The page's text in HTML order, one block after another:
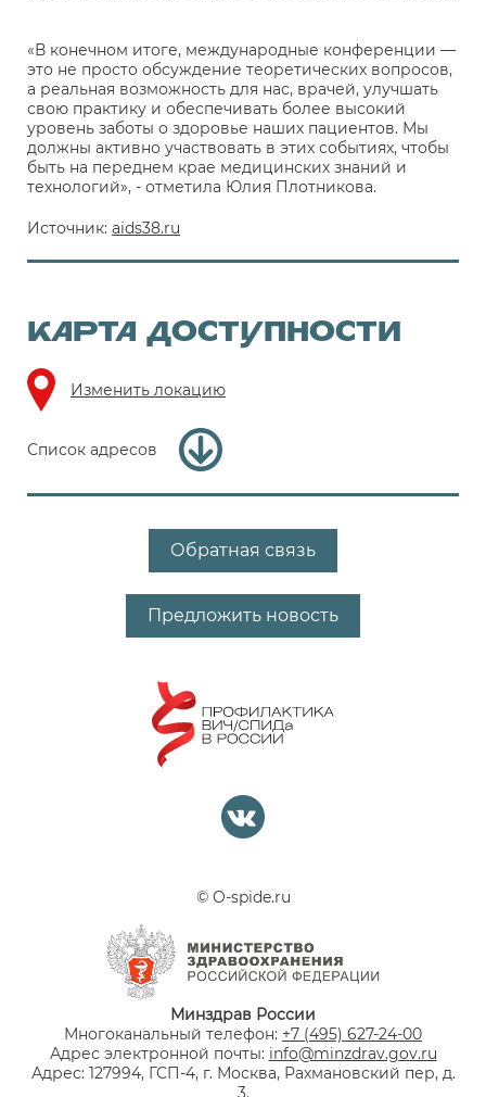
«В конечном итоге, международные конференции —
это не просто обсуждение теоретических вопросов,
а реальная возможность для нас, врачей, улучшать
свою практику и обеспечивать более высокий
уровень заботы о здоровье наших пациентов. Мы
должны активно участвовать в этих событиях, чтобы
быть на переднем крае медицинских знаний и
технологий», - отметила Юлия Плотникова.
Источник: aids38.ru
КАРТА ДОСТУПНОСТИ
Изменить локацию
Список адресов
Обратная связь
Предложить новость
© O-spide.ru
Минздрав России
Многоканальный телефон: +7 (495) 627-24-00
Адрес электронной почты: info@minzdrav.gov.ru
Адрес: 127994, ГСП-4, г. Москва, Рахмановский пер, д.
3.